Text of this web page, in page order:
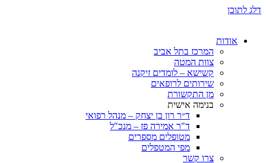
המרכז בתל אביב
צוות המטה
קשישא – לומדים זיקנה
שירותים לרופאים
מן התקשורת
בנימה אישית
ד״ר רון בן יצחק – מנהל רפואי
ד"ר אמירה פז – מנכ"ל
מטופלים מספרים
מפי המטפלים